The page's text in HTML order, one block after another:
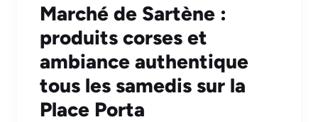
Marché de Sartène :
produits corses et
ambiance authentique
tous les samedis sur la
Place Porta